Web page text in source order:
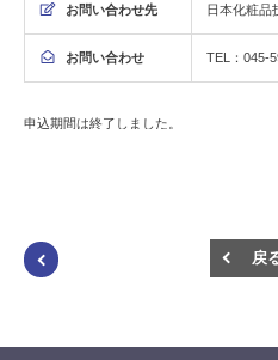
お問い合わせ先 日本化粧品
お問い合わせ TEL：045-
申込期間は終了しました。
戻